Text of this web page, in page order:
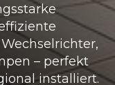
– perfekt
installiert.